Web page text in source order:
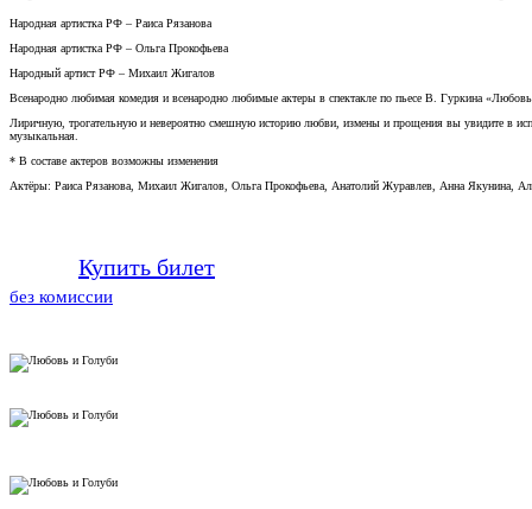
Народная артистка РФ – Раиса Рязанова
Народная артистка РФ – Ольга Прокофьева
Народный артист РФ – Михаил Жигалов
Всенародно любимая комедия и всенародно любимые актеры в спектакле по пьесе В. Гуркина
Лиричную, трогательную и невероятно смешную историю любви, измены и прощения вы увидите в
музыкальная.
* В составе актеров возможны изменения
Актёры: Раиса Рязанова, Михаил Жигалов, Ольга Прокофьева, Анатолий Журавлев, Анна Якунина,
Купить билет
без комиссии